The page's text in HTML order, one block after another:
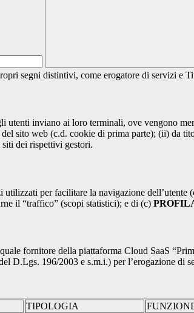
segni distintivi, come erogatore di servizi e
inviano ai loro terminali, ove vengono
sito web (c.d. cookie di prima parte); (ii) da
dei rispettivi gestori.
per facilitare la navigazione
il “traffico” (scopi statistici); e di (c)
fornitore della piattaforma Cloud SaaS
D.Lgs. 196/2003 e s.m.i.) per l’erogazione di
TIPOLOGIA